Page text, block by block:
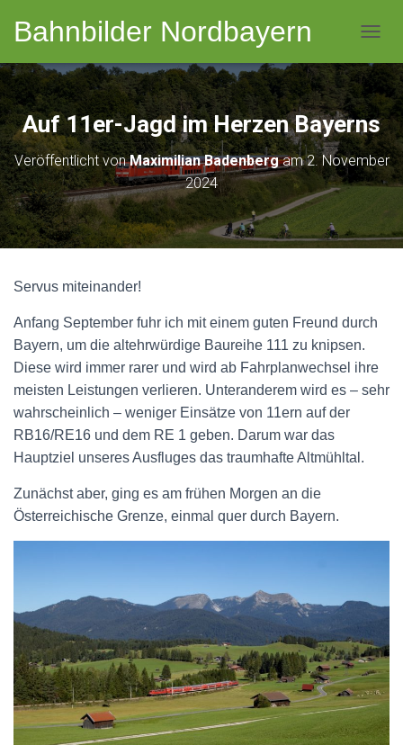
Bahnbilder Nordbayern
Auf 11er-Jagd im Herzen Bayerns
Veröffentlicht vonMaximilian Badenbergam2. November
2024
Servus miteinander!
Anfang September fuhr ich mit einem guten Freund durch
Bayern, um die altehrwürdige Baureihe 111 zu knipsen.
Diese wird immer rarer und wird ab Fahrplanwechsel ihre
meisten Leistungen verlieren. Unteranderem wird es – sehr
wahrscheinlich – weniger Einsätze von 11ern auf der
RB16/RE16 und dem RE 1 geben. Darum war das
Hauptziel unseres Ausfluges das traumhafte Altmühltal.
Zunächst aber, ging es am frühen Morgen an die
Österreichische Grenze, einmal quer durch Bayern.